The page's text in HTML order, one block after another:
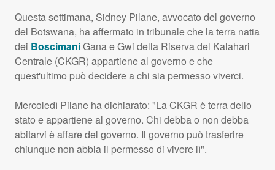
Questa settimana, Sidney Pilane, avvocato del governo
del Botswana, ha affermato in tribunale che la terra natia
dei BoscimaniGana e Gwi della Riserva del Kalahari
Centrale (CKGR) appartiene al governo e che
quest'ultimo può decidere a chi sia permesso viverci.
Mercoledì Pilane ha dichiarato: "La CKGR è terra dello
stato e appartiene al governo. Chi debba o non debba
abitarvi è affare del governo. Il governo può trasferire
chiunque non abbia il permesso di vivere lì".